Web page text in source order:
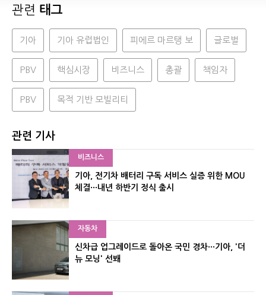
관련 태그
기아 기아 유럽법인 피에르 마르탱 보 글로벌
PBV 핵심시장 비즈니스 총괄 책임자
PBV 목적 기반 모빌리티
관련 기사
비즈니스
기아, 전기차 배터리 구독 서비스 실증 위한 MOU
체결···내년 하반기 정식 출시
자동차
신차급 업그레이드로 돌아온 국민 경차···기아, '더
뉴 모닝' 선봬